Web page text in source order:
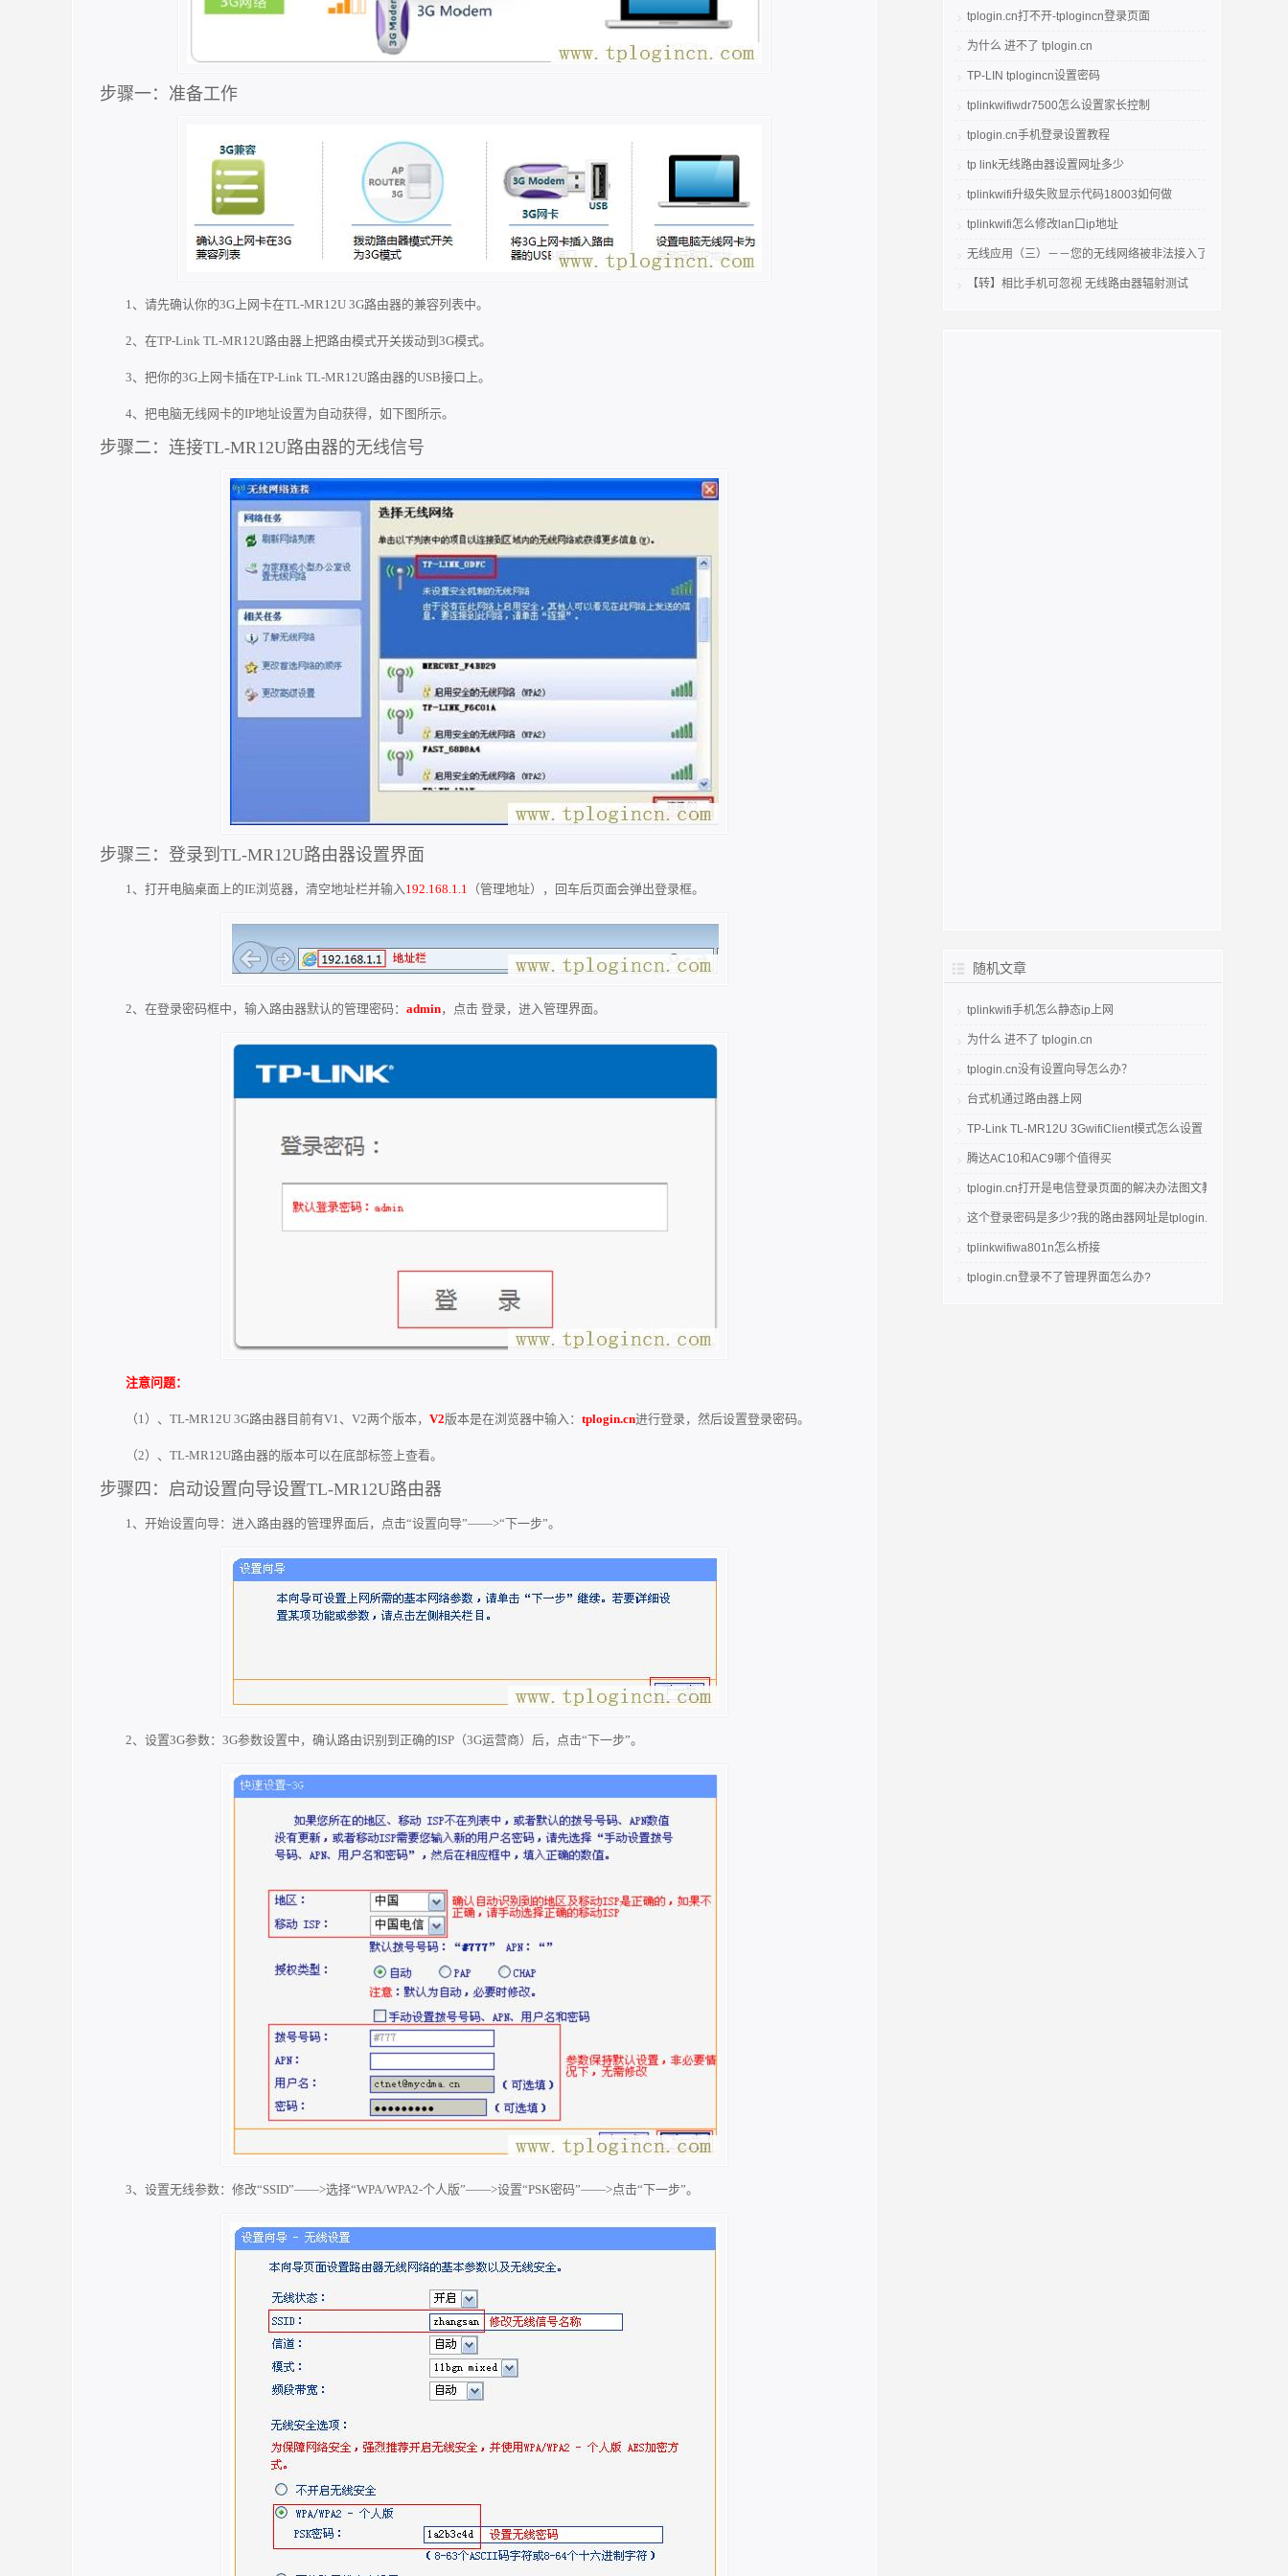
步骤一：准备工作
1、请先确认你的3G上网卡在TL-MR12U 3G路由器的兼容列表中。
2、在TP-Link TL-MR12U路由器上把路由模式开关拨动到3G模式。
3、把你的3G上网卡插在TP-Link TL-MR12U路由器的USB接口上。
4、把电脑无线网卡的IP地址设置为自动获得，如下图所示。
步骤二：连接TL-MR12U路由器的无线信号
步骤三：登录到TL-MR12U路由器设置界面
1、打开电脑桌面上的IE浏览器，清空地址栏并输入192.168.1.1 （管理地址），回车后页面会弹出登录框。
2、在登录密码框中，输入路由器默认的管理密码：admin，点击 登录，进入管理界面。
注意问题：
（1）、TL-MR12U 3G路由器目前有V1、V2两个版本，V2版本是在浏览器中输入：tplogin.cn进行登录，然后设置登录密码。
（2）、TL-MR12U路由器的版本可以在底部标签上查看。
步骤四：启动设置向导设置TL-MR12U路由器
1、开始设置向导：进入路由器的管理界面后，点击“设置向导”——>“下一步”。
2、设置3G参数：3G参数设置中，确认路由识别到正确的ISP（3G运营商）后，点击“下一步”。
3、设置无线参数：修改“SSID”——>选择“WPA/WPA2-个人版”——>设置“PSK密码”——>点击“下一步”。
tplogin.cn打不开-tplogincn登录页面
为什么 进不了 tplogin.cn
TP-LIN tplogincn设置密码
tplinkwifiwdr7500怎么设置家长控制
tplogin.cn手机登录设置教程
tp link无线路由器设置网址多少
tplinkwifi升级失败显示代码18003如何做
tplinkwifi怎么修改lan口ip地址
无线应用（三）－－您的无线网络被非法接入了吗
【转】相比手机可忽视 无线路由器辐射测试
随机文章
tplinkwifi手机怎么静态ip上网
为什么 进不了 tplogin.cn
tplogin.cn没有设置向导怎么办？
台式机通过路由器上网
TP-Link TL-MR12U 3GwifiClient模式怎么设置
腾达AC10和AC9哪个值得买
tplogin.cn打开是电信登录页面的解决办法图文教程
这个登录密码是多少?我的路由器网址是tplogin.cn
tplinkwifiwa801n怎么桥接
tplogin.cn登录不了管理界面怎么办?